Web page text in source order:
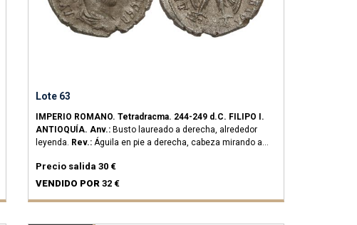
Lote 63
IMPERIO ROMANO. Tetradracma. 244-249 d.C. FILIPO I.
ANTIOQUÍA. Anv.: Busto laureado a derecha, alrededor
leyenda. Rev.: Águila en pie a derecha, cabeza mirando a
grs.Ve. Prieur-370 sim.
Precio salida 30 €
VENDIDO POR 32 €